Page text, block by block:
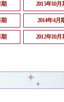
期 2015年10月
期 2014年4月
期 2012年10月